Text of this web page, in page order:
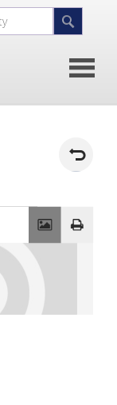
główna
O
firmie
Kontakt
Oferty